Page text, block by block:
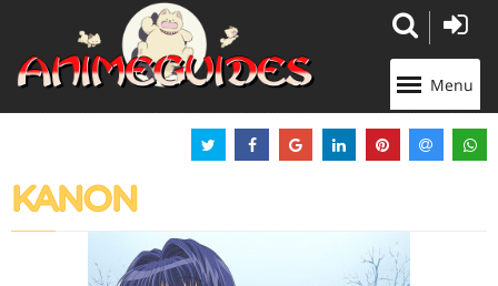
Menu
KANON
Panneau de gestion des cookies